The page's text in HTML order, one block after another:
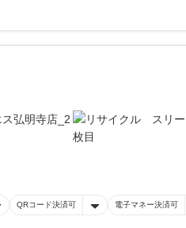
QRコード決済可 電子マネー決済可